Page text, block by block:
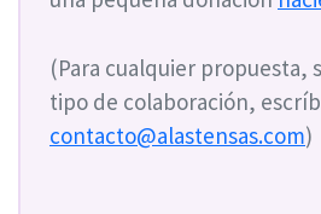
(Para cualquier propuesta,
tipo de colaboración,
contacto@alastensas.com)